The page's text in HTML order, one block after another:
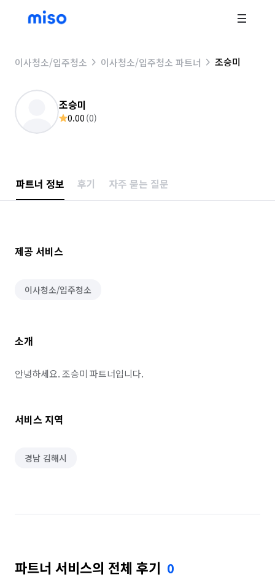
이사청소/입주청소 이사청소/입주청소 파트너 조승미
조승미
0.00 (0)
파트너 정보 후기 자주 묻는 질문
제공 서비스
이사청소/입주청소
소개
안녕하세요. 조승미 파트너입니다.
서비스 지역
경남 김해시
파트너 서비스의 전체 후기 0